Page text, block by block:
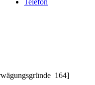
Telefon
164]